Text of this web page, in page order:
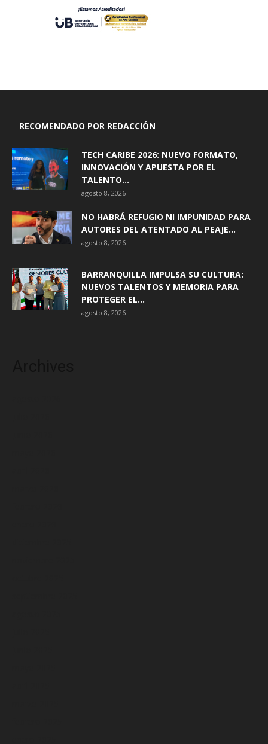
RECOMENDADO POR REDACCIÓN
TECH CARIBE 2026: NUEVO FORMATO,
INNOVACIÓN Y APUESTA POR EL
TALENTO...
agosto 8, 2026
NO HABRÁ REFUGIO NI IMPUNIDAD PARA
AUTORES DEL ATENTADO AL PEAJE...
agosto 8, 2026
BARRANQUILLA IMPULSA SU CULTURA:
NUEVOS TALENTOS Y MEMORIA PARA
PROTEGER EL...
agosto 8, 2026